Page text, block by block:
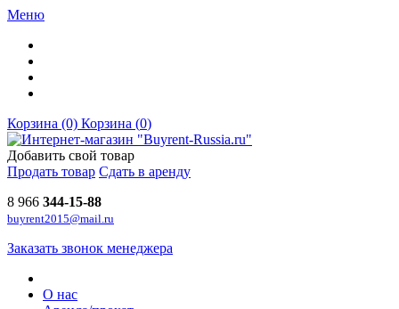
Меню
Корзина (0) Корзина (0)
Добавить свой товар
Продать товар Сдать в аренду
8 966 344-15-88
buyrent2015@mail.ru
Заказать звонок менеджера
О нас